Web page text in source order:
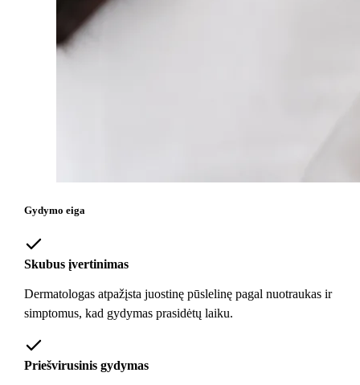
Gydymo eiga
Skubus įvertinimas
Dermatologas atpažįsta juostinę pūslelinę pagal nuotraukas ir
simptomus, kad gydymas prasidėtų laiku.
Priešvirusinis gydymas